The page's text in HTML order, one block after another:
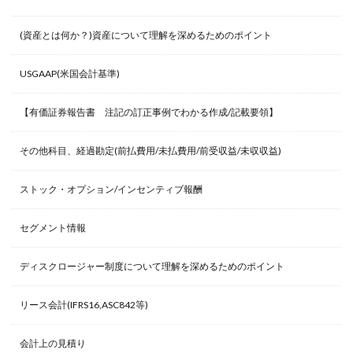
(資産とは何か？)資産について理解を深めるためのポイント
USGAAP(米国会計基準)
【有価証券報告書 注記の訂正事例でわかる作成/記載要領】
その他科目、経過勘定(前払費用/未払費用/前受収益/未収収益)
ストック・オプション/インセンティブ報酬
セグメント情報
ディスクロージャー制度について理解を深めるためのポイント
リース会計(IFRS16,ASC842等)
会計上の見積り